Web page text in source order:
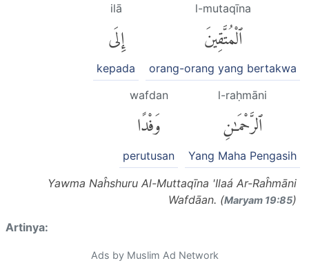
l-mutaqīna
ٱلْمُتَّقِينَ
orang-orang yang bertakwa
ilā
إِلَى
kepada
l-raḥmāni
ٱلرَّحْمَٰنِ
Yang Maha Pengasih
wafdan
وَفْدًا
perutusan
Yawma Naĥshuru Al-Muttaqīna 'Ilaá Ar-Raĥmāni
Wafdāan. (Maryam 19:85)
Artinya:
Ads by Muslim Ad Network